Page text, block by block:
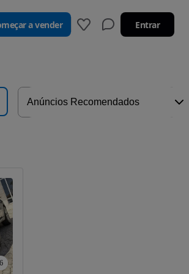
a vender Entrar
6